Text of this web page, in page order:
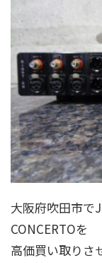
大阪府吹田市で
CONCERTOを
高価買い取りさ